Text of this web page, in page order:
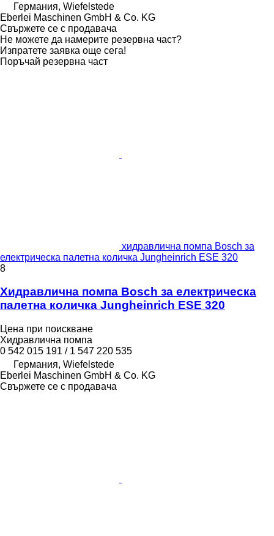
Германия, Wiefelstede
Eberlei Maschinen GmbH & Co. KG
Свържете се с продавача
Не можете да намерите резервна част?
Изпратете заявка още сега!
Поръчай резервна част
хидравлична помпа Bosch за
електрическа палетна количка Jungheinrich ESE 320
8
Хидравлична помпа Bosch за електрическа
палетна количка Jungheinrich ESE 320
Цена при поискване
Хидравлична помпа
0 542 015 191 / 1 547 220 535
Германия, Wiefelstede
Eberlei Maschinen GmbH & Co. KG
Свържете се с продавача